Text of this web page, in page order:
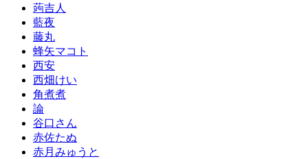
蒟吉人
藍夜
藤丸
蜂矢マコト
西安
西畑けい
角煮煮
論
谷口さん
赤佐たぬ
赤月みゅうと